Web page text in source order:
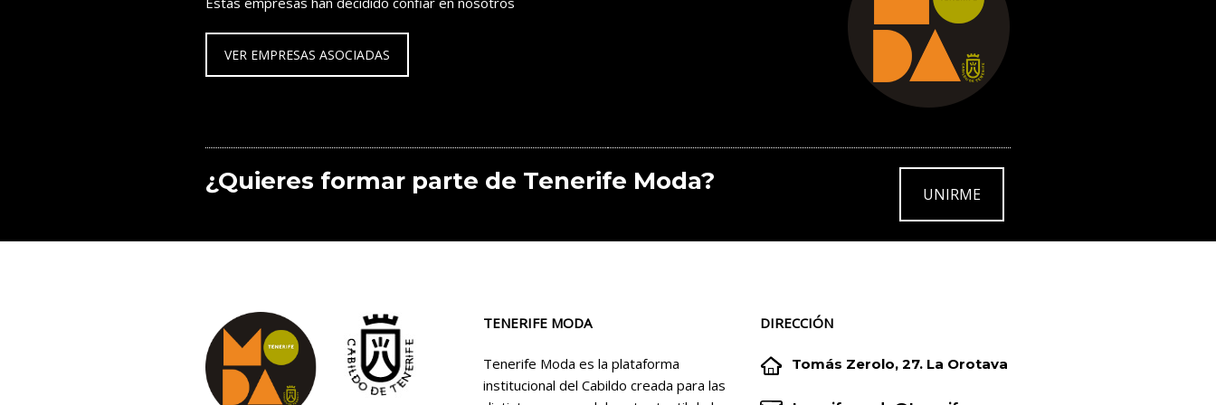
VER EMPRESAS ASOCIADAS
¿Quieres formar parte de Tenerife Moda? UNIRME
TENERIFE MODA
Tenerife Moda es la plataforma
institucional del Cabildo creada para las
DIRECCIÓN

 Tomás Zerolo, 27. La Orotava